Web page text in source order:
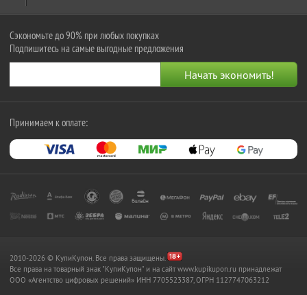
Сэкономьте до 90% при любых покупках
Подпишитесь на самые выгодные предложения
Принимаем к оплате:
2010-2026 © КупиКупон. Все права защищены.
Все права на товарный знак "КупиКупон" и на сайт www.kupikupon.ru принадлежат
OOO «Агентство цифровых решений» ИНН 7705523387, ОГРН 1127747063212